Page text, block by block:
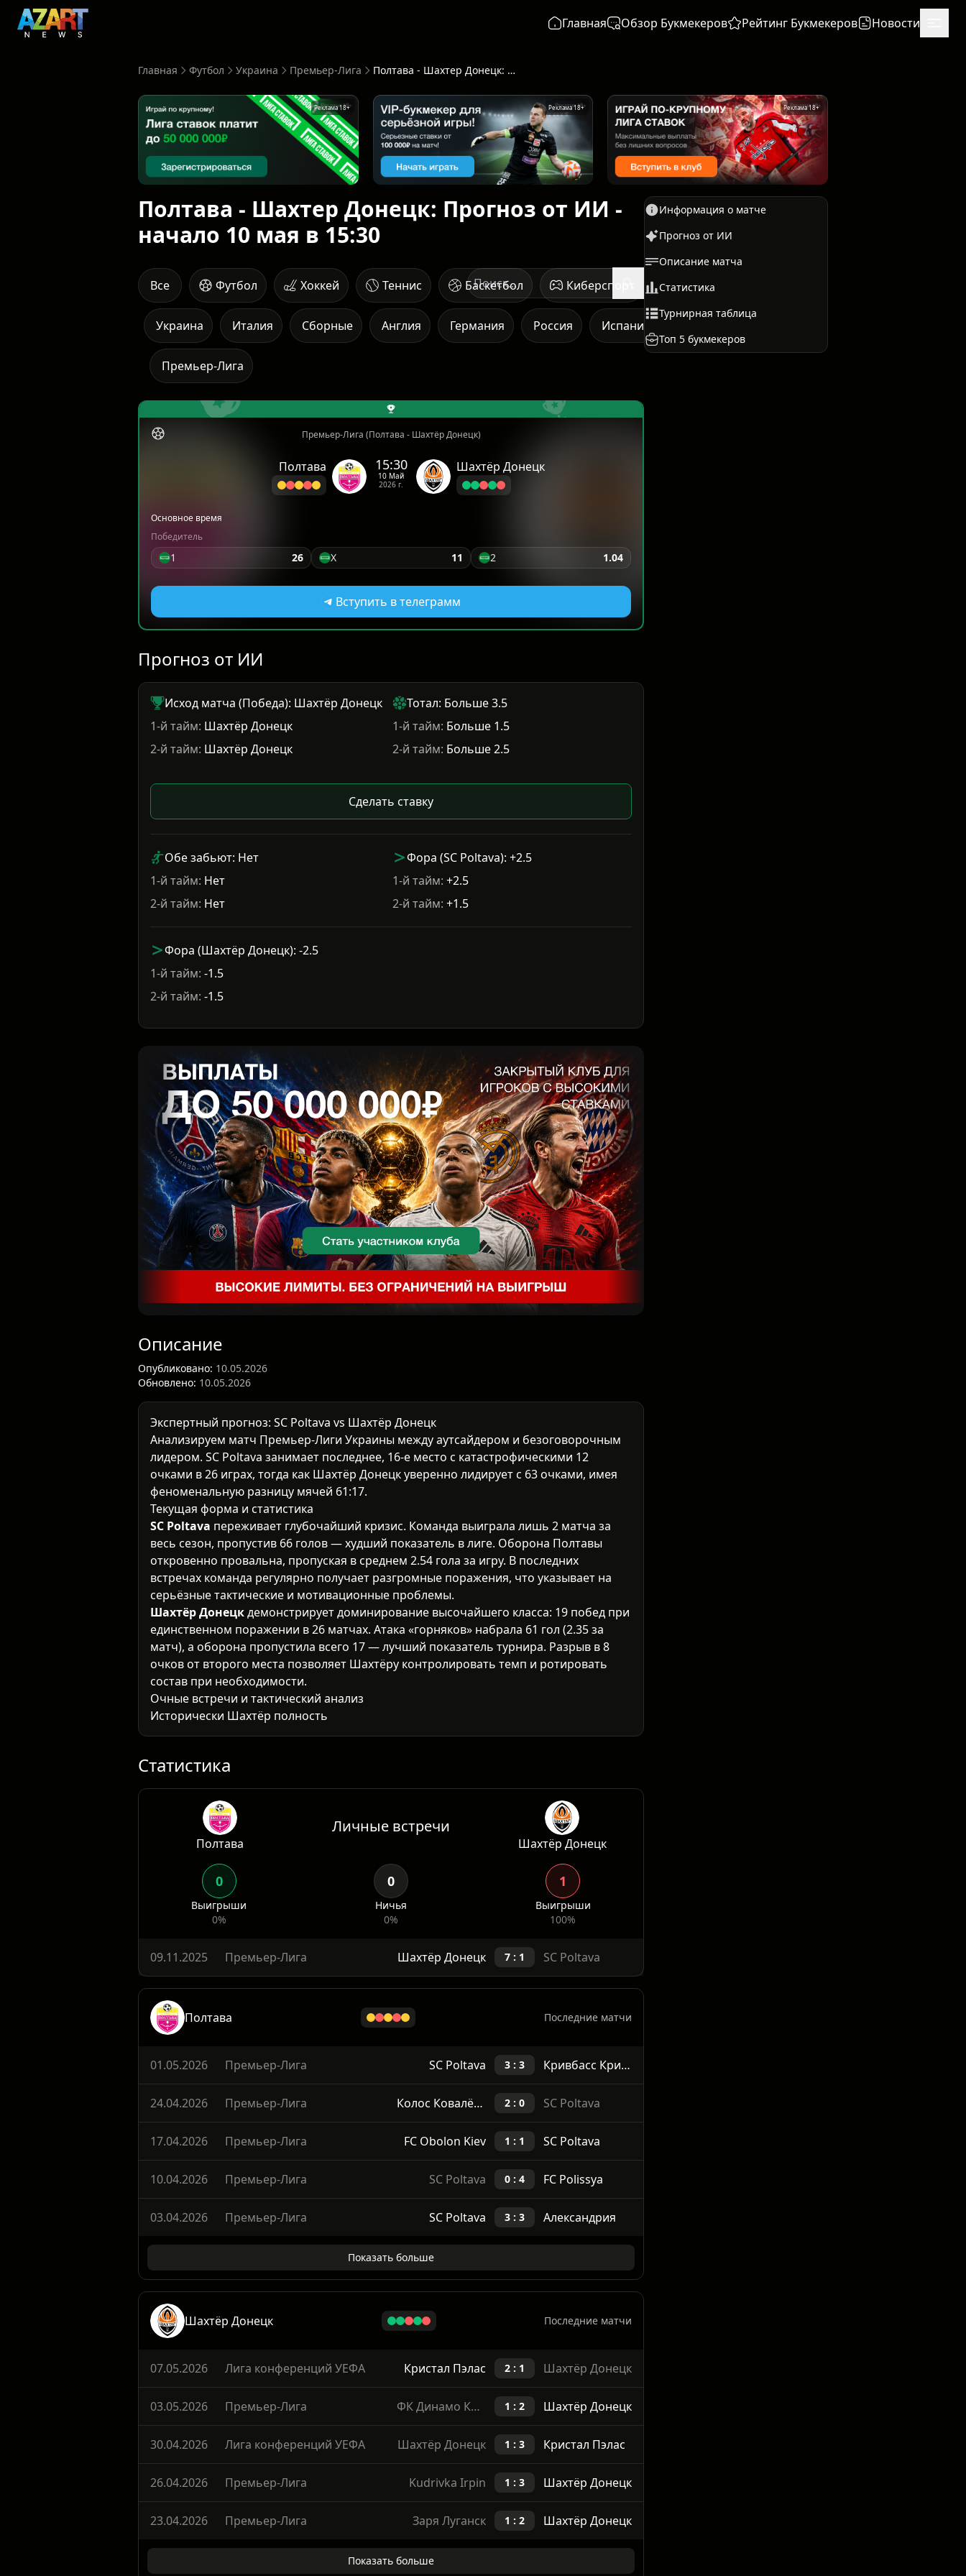
Главная Обзор Букмекеров Рейтинг Букмекеров Новости
Главная Футбол Украина Премьер-Лига Полтава - Шахтер Донецк: Прогноз от ИИ - начало 10 мая в 15:30
Реклама 18+ Реклама 18+ Реклама 18+
Полтава - Шахтер Донецк: Прогноз от ИИ -
начало 10 мая в 15:30
Все Футбол Хоккей Теннис Баскетбол Киберспорт Единоборства
Италия Сборные Англия Германия Россия Испания
Украина
Премьер-Лига
Премьер-Лига (Полтава - Шахтёр Донецк)
Полтава 15:30
10 Май
2026 г.
Шахтёр Донецк
Основное время
Победитель
1 26 X 11 2 1.04
Вступить в телеграмм
Прогноз от ИИ
Исход матча (Победа): Шахтёр Донецк
1-й тайм: Шахтёр Донецк
2-й тайм: Шахтёр Донецк
Тотал: Больше 3.5
1-й тайм: Больше 1.5
2-й тайм: Больше 2.5
Сделать ставку
Обе забьют: Нет
1-й тайм: Нет
2-й тайм: Нет
Фора (SC Poltava): +2.5
1-й тайм: +2.5
2-й тайм: +1.5
Фора (Шахтёр Донецк): -2.5
1-й тайм: -1.5
2-й тайм: -1.5
Описание
Опубликовано: 10.05.2026
Обновлено: 10.05.2026
Экспертный прогноз: SC Poltava vs Шахтёр Донецк
Анализируем матч Премьер-Лиги Украины между аутсайдером и безоговорочным
лидером. SC Poltava занимает последнее, 16-е место с катастрофическими 12
очками в 26 играх, тогда как Шахтёр Донецк уверенно лидирует с 63 очками, имея
феноменальную разницу мячей 61:17.
Текущая форма и статистика
SC Poltava переживает глубочайший кризис. Команда выиграла лишь 2 матча за
весь сезон, пропустив 66 голов — худший показатель в лиге. Оборона Полтавы
откровенно провальна, пропуская в среднем 2.54 гола за игру. В последних
встречах команда регулярно получает разгромные поражения, что указывает на
серьёзные тактические и мотивационные проблемы.
Шахтёр Донецкдемонстрирует доминирование высочайшего класса: 19 побед при
единственном поражении в 26 матчах. Атака «горняков» набрала 61 гол (2.35 за
матч), а оборона пропустила всего 17 — лучший показатель турнира. Разрыв в 8
очков от второго места позволяет Шахтёру контролировать темп и ротировать
состав при необходимости.
Очные встречи и тактический анализ
Исторически Шахтёр полностью доминирует над Полтавой. В предыдущих встречах
сезона разница в классе была очевидна. Полтава не обладает ни оборонительной
Статистика
Полтава
Личные встречи
Шахтёр Донецк
0
0%
0 1
100%
09.11.2025 Премьер-Лига Шахтёр Донецк 7 : 1 SC Poltava
01.05.2026 Премьер-Лига SC Poltava 3 : 3
24.04.2026 Премьер-Лига Колос Ковалёвка 2 : 0 SC Poltava
17.04.2026 Премьер-Лига FC Obolon Kiev 1 : 1 SC Poltava
10.04.2026 Премьер-Лига SC Poltava 0 : 4 FC Polissya
SC Poltava
Показать больше
07.05.2026 Лига конференций УЕФА Кристал Пэлас 2 : 1 Шахтёр Донецк
03.05.2026 Премьер-Лига ФК Динамо Киев 1 : 2 Шахтёр Донецк
30.04.2026 Лига конференций УЕФА Шахтёр Донецк 1 : 3 Кристал Пэлас
26.04.2026 Премьер-Лига Kudrivka Irpin 1 : 3 Шахтёр Донецк
Заря Луганск
Информация о матче
Прогноз от ИИ
Описание матча
Статистика
Турнирная таблица
Топ 5 букмекеров